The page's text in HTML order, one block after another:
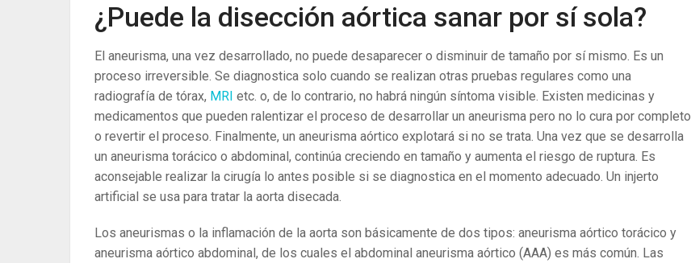
¿Puede la disección aórtica sanar por sí sola?
El aneurisma, una vez desarrollado, no puede desaparecer o disminuir de tamaño por sí mismo. Es un
proceso irreversible. Se diagnostica solo cuando se realizan otras pruebas regulares como una
radiografía de tórax, MRI etc. o, de lo contrario, no habrá ningún síntoma visible. Existen medicinas y
medicamentos que pueden ralentizar el proceso de desarrollar un aneurisma pero no lo cura por completo
o revertir el proceso. Finalmente, un aneurisma aórtico explotará si no se trata. Una vez que se desarrolla
un aneurisma torácico o abdominal, continúa creciendo en tamaño y aumenta el riesgo de ruptura. Es
aconsejable realizar la cirugía lo antes posible si se diagnostica en el momento adecuado. Un injerto
artificial se usa para tratar la aorta disecada.
Los aneurismas o la inflamación de la aorta son básicamente de dos tipos: aneurisma aórtico torácico y
aneurisma aórtico abdominal, de los cuales el abdominal aneurisma aórtico (AAA) es más común. Las